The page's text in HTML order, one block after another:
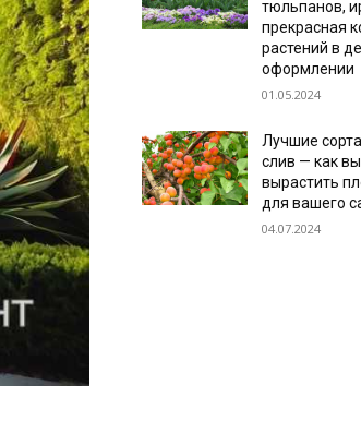
тюльпанов,
прекрасная
растений в
оформлении
01.05.2024
Лучшие
слив — как
вырастить
для вашего
04.07.2024